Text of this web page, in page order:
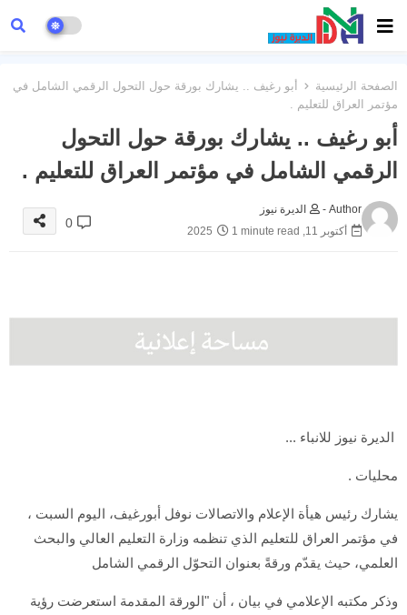
الصفحة الرئيسية
أبو رغيف .. يشارك بورقة حول التحول الرقمي الشامل في
مؤتمر العراق للتعليم .
أبو رغيف .. يشارك بورقة حول التحول
الرقمي الشامل في مؤتمر العراق للتعليم .
Author -
الديرة نيوز
أكتوبر 11, 2025
1 minute read
0
الديرة نيوز للانباء ...
محليات .
يشارك رئيس هيأة الإعلام والاتصالات نوفل أبورغيف، اليوم السبت ،
في مؤتمر العراق للتعليم الذي تنظمه وزارة التعليم العالي والبحث
العلمي، حيث يقدّم ورقةً بعنوان التحوّل الرقمي الشامل
وذكر مكتبه الإعلامي في بيان ، أن "الورقة المقدمة استعرضت رؤية